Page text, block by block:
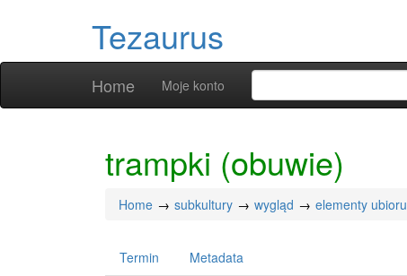
Tezaurus
Home Moje konto
trampki (obuwie)
Home subkultury wygląd elementy ubioru
Termin Metadata